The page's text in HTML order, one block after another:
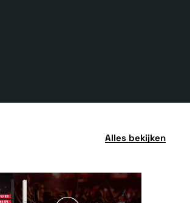
Alles bekijken